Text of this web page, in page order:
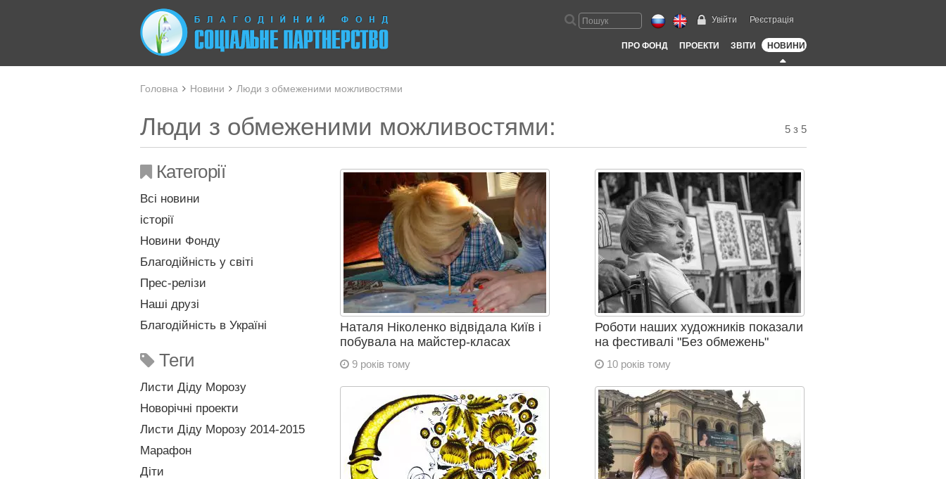
Увійти Реєстрація
ПРО ФОНД ПРОЕКТИ ЗВІТИ НОВИНИ
Головна Новини Люди з обмеженими можливостями
Люди з обмеженими можливостями: 5 з 5
Категорії
Всі новини
історії
Новини Фонду
Благодійність у світі
Прес-релізи
Наші друзі
Благодійність в Україні
Теги
Листи Діду Морозу
Новорічні проекти
Листи Діду Морозу 2014-2015
Марафон
Діти
Наталя Ніколенко відвідала Київ і
побувала на майстер-класах
9 років тому
Роботи наших художників показали
на фестивалі "Без обмежень"
10 років тому